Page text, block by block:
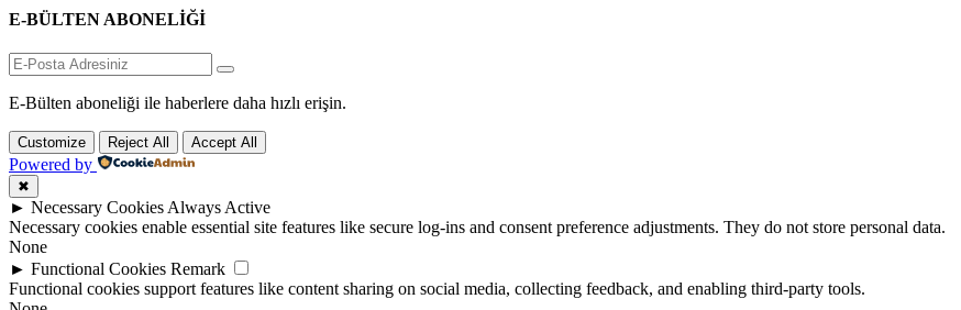
E-BÜLTEN ABONELİĞİ
E-Bülten aboneliği ile haberlere daha hızlı erişin.
Customize Reject All Accept All
Powered by
✖
► Necessary Cookies Always Active
Necessary cookies enable essential site features like secure log-ins and consent preference adjustments. They do not store personal data.
None
► Functional Cookies Remark
Functional cookies support features like content sharing on social media, collecting feedback, and enabling third-party tools.